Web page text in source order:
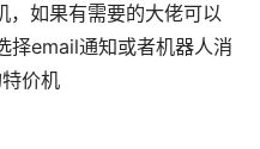
，如果有需要的大佬可以
择email通知或者机器人消
价机